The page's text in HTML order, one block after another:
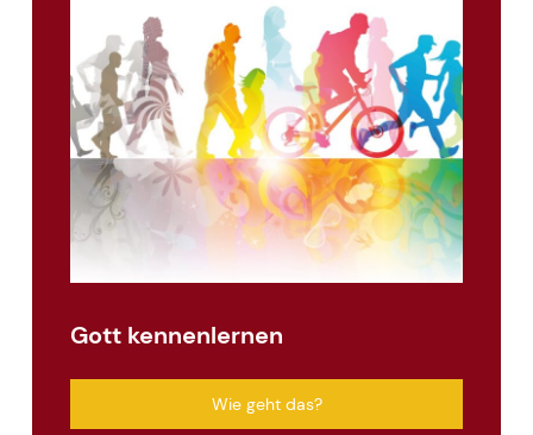
Gott kennenlernen
Wie geht das?